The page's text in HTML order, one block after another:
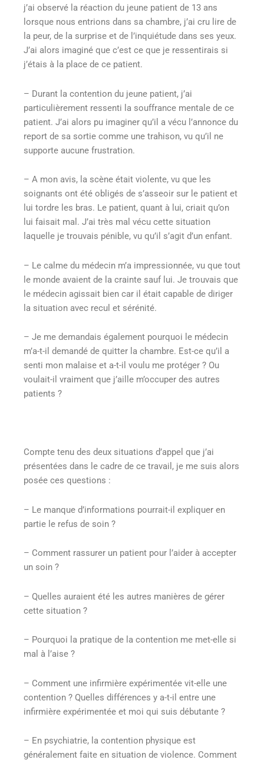
j’ai observé la réaction du jeune patient de 13 ans
lorsque nous entrions dans sa chambre, j’ai cru lire de
la peur, de la surprise et de l’inquiétude dans ses yeux.
J’ai alors imaginé que c’est ce que je ressentirais si
j’étais à la place de ce patient.
– Durant la contention du jeune patient, j’ai
particulièrement ressenti la souffrance mentale de ce
patient. J’ai alors pu imaginer qu’il a vécu l’annonce du
report de sa sortie comme une trahison, vu qu’il ne
supporte aucune frustration.
– A mon avis, la scène était violente, vu que les
soignants ont été obligés de s’asseoir sur le patient et
lui tordre les bras. Le patient, quant à lui, criait qu’on
lui faisait mal. J’ai très mal vécu cette situation
laquelle je trouvais pénible, vu qu’il s’agit d’un enfant.
– Le calme du médecin m’a impressionnée, vu que tout
le monde avaient de la crainte sauf lui. Je trouvais que
le médecin agissait bien car il était capable de diriger
la situation avec recul et sérénité.
– Je me demandais également pourquoi le médecin
m’a-t-il demandé de quitter la chambre. Est-ce qu’il a
senti mon malaise et a-t-il voulu me protéger ? Ou
voulait-il vraiment que j’aille m’occuper des autres
patients ?
Compte tenu des deux situations d’appel que j’ai
présentées dans le cadre de ce travail, je me suis alors
posée ces questions :
– Le manque d’informations pourrait-il expliquer en
partie le refus de soin ?
– Comment rassurer un patient pour l’aider à accepter
un soin ?
– Quelles auraient été les autres manières de gérer
cette situation ?
– Pourquoi la pratique de la contention me met-elle si
mal à l’aise ?
– Comment une infirmière expérimentée vit-elle une
contention ? Quelles différences y a-t-il entre une
infirmière expérimentée et moi qui suis débutante ?
– En psychiatrie, la contention physique est
généralement faite en situation de violence. Comment